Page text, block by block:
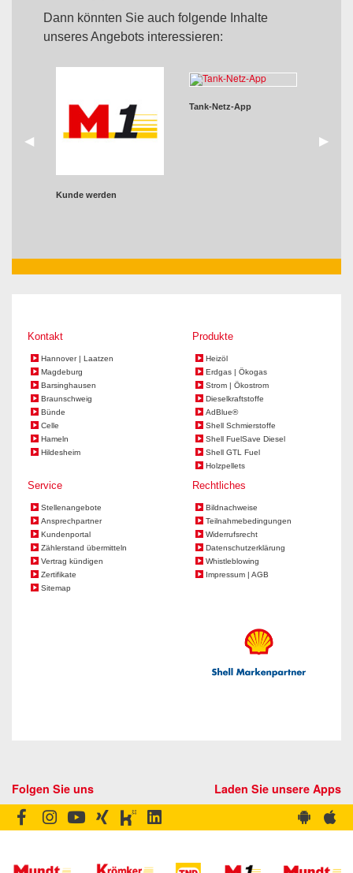
Dann könnten Sie auch folgende Inhalte
unseres Angebots interessieren:
zurück
◀︎ weiter
▶︎
Kunde werden
Tank-Netz-App
Kontakt
Hannover | Laatzen
Magdeburg
Barsinghausen
Braunschweig
Bünde
Celle
Hameln
Hildesheim
Produkte
Heizöl
Erdgas | Ökogas
Strom | Ökostrom
Dieselkraftstoffe
AdBlue®
Shell Schmierstoffe
Shell FuelSave Diesel
Shell GTL Fuel
Holzpellets
Service
Stellenangebote
Ansprechpartner
Kundenportal
Zählerstand übermitteln
Vertrag kündigen
Zertifikate
Sitemap
Rechtliches
Bildnachweise
Teilnahmebedingungen
Widerrufsrecht
Datenschutzerklärung
Whistleblowing
Impressum | AGB
Folgen Sie uns Laden Sie unsere Apps